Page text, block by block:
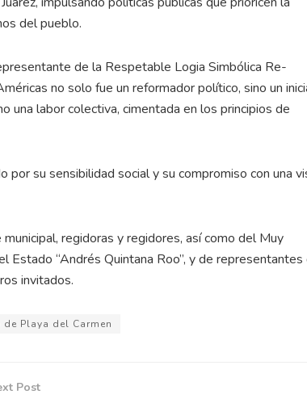
del pueblo.
de la Respetable Logia Simbólica Re-
no solo fue un reformador político, sino un
una labor colectiva, cimentada en los principios de
su sensibilidad social y su compromiso con una
regidoras y regidores, así como del Muy
“Andrés Quintana Roo”, y de representantes
invitados.
Playa del Carmen
Post